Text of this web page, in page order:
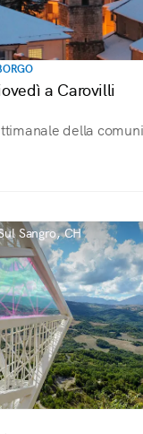
a Carovilli
della
Sangro, CH